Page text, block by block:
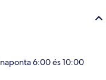
6:00 és 10:00